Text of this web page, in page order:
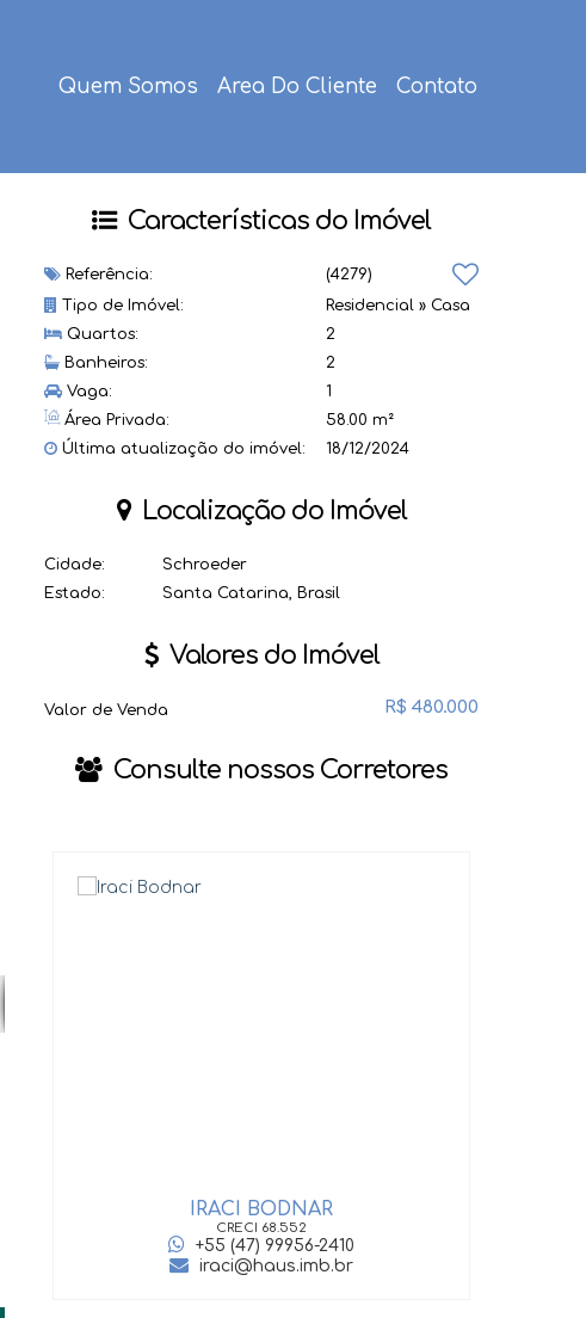
Quem Somos Area Do Cliente Contato
Características do Imóvel
Referência:
(4279)
Tipo de Imóvel:
Residencial » Casa
Quartos:
2
Banheiros:
2
Vaga:
1
Área Privada:
58.00 m²
Última atualização do imóvel:
18/12/2024
Localização do Imóvel
Cidade:
Schroeder
Estado:
Santa Catarina, Brasil
Valores do Imóvel
R$ 480.000
Valor de Venda
Consulte nossos Corretores
IRACI BODNAR
CRECI 68.552
+55 (47) 99956-2410
iraci@haus.imb.br